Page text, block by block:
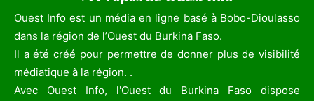
Ouest Info est un média en ligne basé à Bobo-Dioulasso
dans la région de l’Ouest du Burkina Faso.
Il a été créé pour permettre de donner plus de visibilité
médiatique à la région. .
Avec Ouest Info, l'Ouest du Burkina Faso dispose